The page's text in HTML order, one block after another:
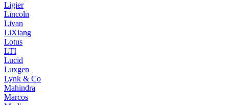
Ligier
Lincoln
Livan
LiXiang
Lotus
LTI
Lucid
Luxgen
Lynk & Co
Mahindra
Marcos